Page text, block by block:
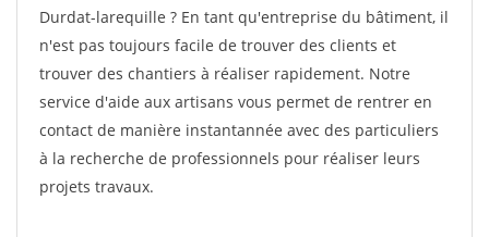
Durdat-larequille ? En tant qu'entreprise du bâtiment, il
n'est pas toujours facile de trouver des clients et
trouver des chantiers à réaliser rapidement. Notre
service d'aide aux artisans vous permet de rentrer en
contact de manière instantannée avec des particuliers
à la recherche de professionnels pour réaliser leurs
projets travaux.